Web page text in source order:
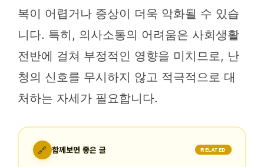
복이 어렵거나 증상이 더욱 악화될 수 있습
니다. 특히, 의사소통의 어려움은 사회생활
전반에 걸쳐 부정적인 영향을 미치므로, 난
청의 신호를 무시하지 않고 적극적으로 대
처하는 자세가 필요합니다.
🔗 함께보면 좋은 글 RELATED